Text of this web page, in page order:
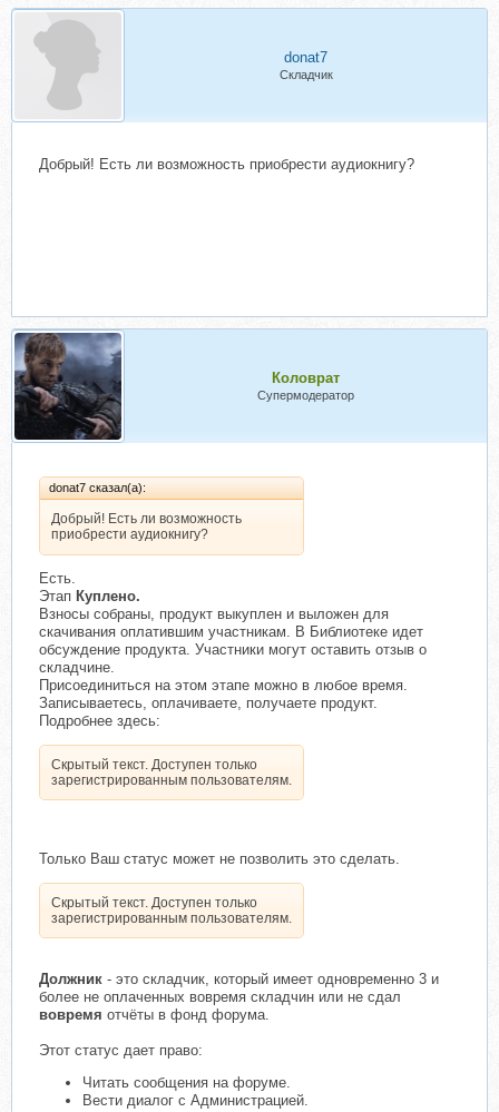
donat7
Складчик
Добрый! Есть ли возможность приобрести аудиокнигу?
Коловрат
Супермодератор
donat7 сказал(а):
Добрый! Есть ли возможность
приобрести аудиокнигу?
Есть.
Этап Куплено.
Взносы собраны, продукт выкуплен и выложен для
скачивания оплатившим участникам. В Библиотеке идет
обсуждение продукта. Участники могут оставить отзыв о
складчине.
Присоединиться на этом этапе можно в любое время.
Записываетесь, оплачиваете, получаете продукт.
Подробнее здесь:
Скрытый текст. Доступен только
зарегистрированным пользователям.
Только Ваш статус может не позволить это сделать.
Скрытый текст. Доступен только
зарегистрированным пользователям.
Должник - это складчик, который имеет одновременно 3 и
более не оплаченных вовремя складчин или не сдал
вовремя отчёты в фонд форума.
Этот статус дает право:
Читать сообщения на форуме.
Вести диалог с Администрацией.